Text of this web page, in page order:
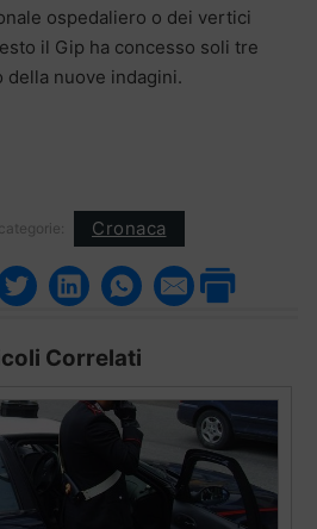
ospedaliero o dei vertici
il Gip ha concesso soli tre
della nuove indagini.
Cronaca
Correlati